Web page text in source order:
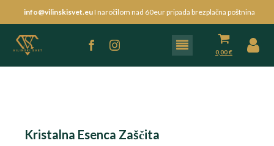
info@vilinskisvet.euI naročilom nad 60eur pripada brezplačna poštnina
0,00€
Kristalna Esenca Zaščita